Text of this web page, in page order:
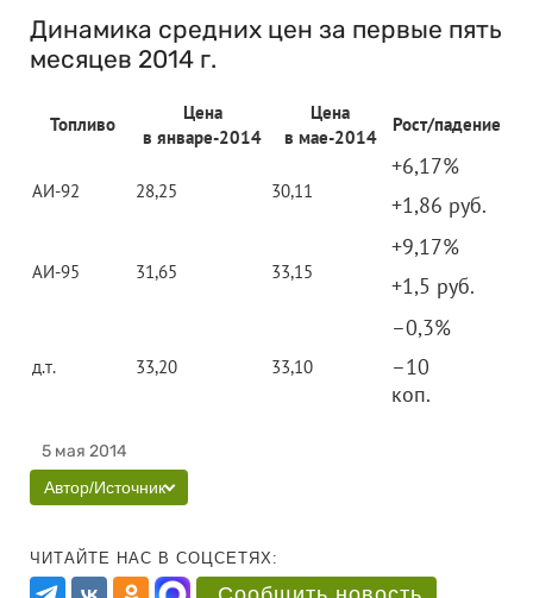
Динамика средних цен за первые пять
месяцев 2014 г.
Топливо
Цена
в январе-2014
Цена
в мае-2014
Рост/падение
АИ-92 28,25 30,11
+6,17%
+1,86 руб.
АИ-95 31,65 33,15
+9,17%
+1,5 руб.
д.т. 33,20 33,10
–0,3%
–10
коп.
5 мая 2014
Автор/Источник
ЧИТАЙТЕ НАС В СОЦСЕТЯХ: